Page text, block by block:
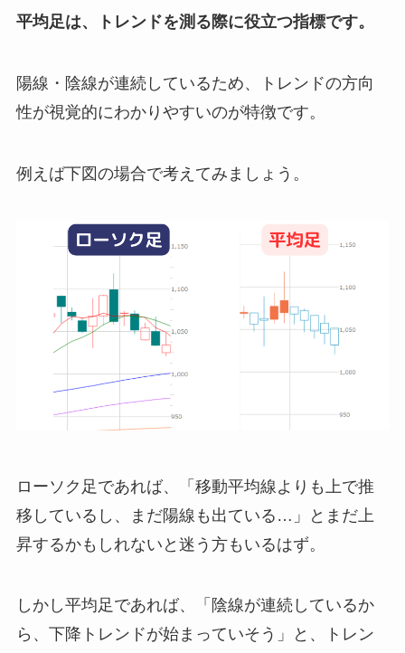
平均足は、トレンドを測る際に役立つ指標です。
陽線・陰線が連続しているため、トレンドの方向
性が視覚的にわかりやすいのが特徴です。
例えば下図の場合で考えてみましょう。
ローソク足であれば、「移動平均線よりも上で推
移しているし、まだ陽線も出ている…」とまだ上
昇するかもしれないと迷う方もいるはず。
しかし平均足であれば、「陰線が連続しているか
ら、下降トレンドが始まっていそう」と、トレン